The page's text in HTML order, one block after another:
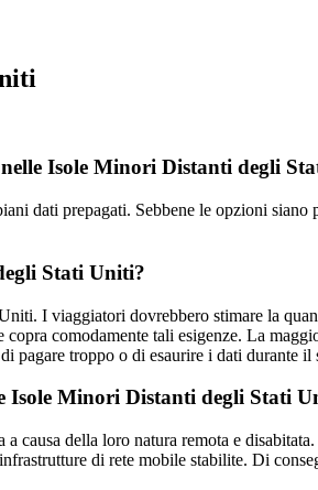
Isole Minori Distanti degli
dati prepagati. Sebbene le opzioni siano
Stati Uniti?
I viaggiatori dovrebbero stimare la
comodamente tali esigenze. La
pagare troppo o di esaurire i dati durante il
Isole Minori Distanti degli Stati
della loro natura remota e
di rete mobile stabilite. Di